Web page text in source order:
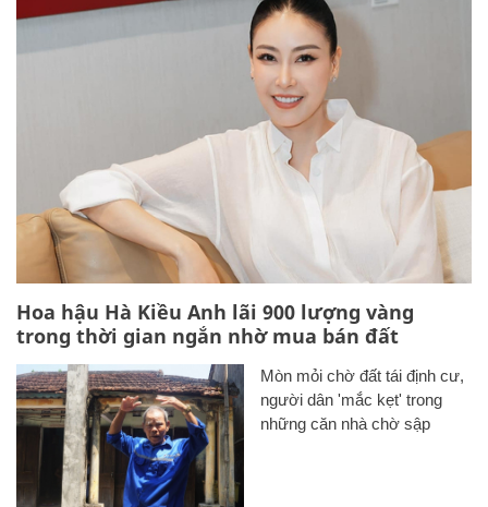
Hoa hậu Hà Kiều Anh lãi 900 lượng vàng
trong thời gian ngắn nhờ mua bán đất
Mòn mỏi chờ đất tái định cư,
người dân 'mắc kẹt' trong
những căn nhà chờ sập